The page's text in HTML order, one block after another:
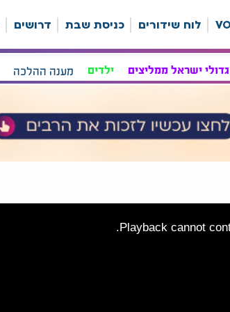
לוח שידורים כניסת שבת דרושים
גדולי ישראל ממליצים ילדים מענה ההלכה
Playback cannot